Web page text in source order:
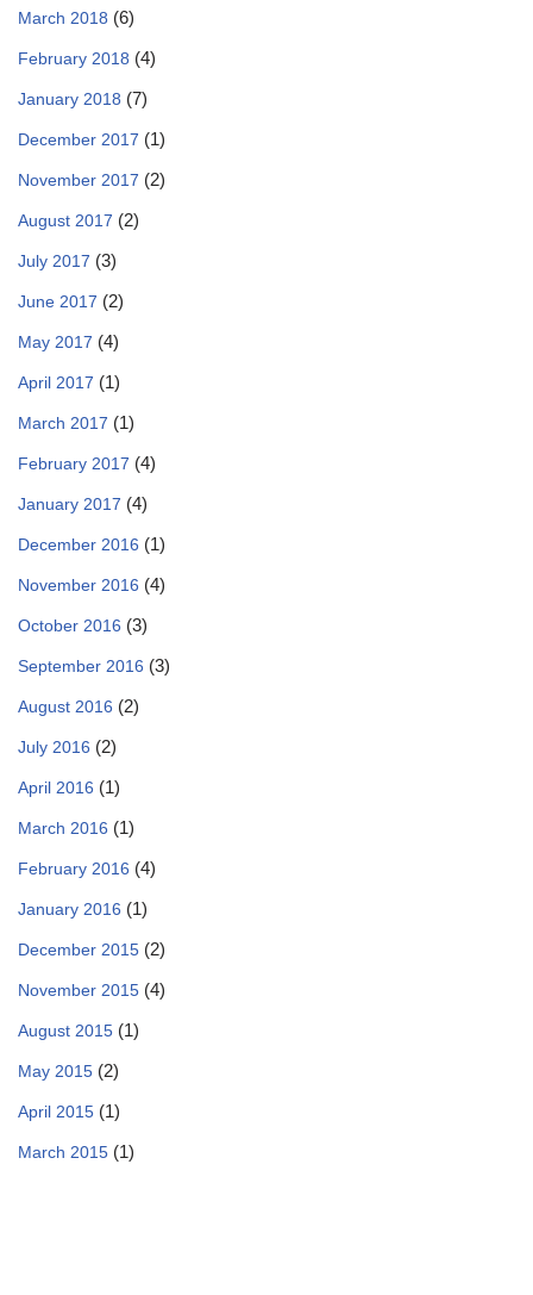
March 2018 (6)
February 2018 (4)
January 2018 (7)
December 2017 (1)
November 2017 (2)
August 2017 (2)
July 2017 (3)
June 2017 (2)
May 2017 (4)
April 2017 (1)
March 2017 (1)
February 2017 (4)
January 2017 (4)
December 2016 (1)
November 2016 (4)
October 2016 (3)
September 2016 (3)
August 2016 (2)
July 2016 (2)
April 2016 (1)
March 2016 (1)
February 2016 (4)
January 2016 (1)
December 2015 (2)
November 2015 (4)
August 2015 (1)
May 2015 (2)
April 2015 (1)
March 2015 (1)